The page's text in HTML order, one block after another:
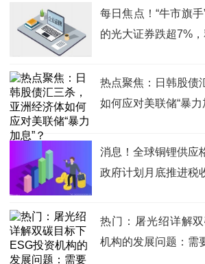
每日焦点！“牛市旗
的光大证券跌超7%
热点聚焦：日韩股债
如何应对美联储“暴力
消息！全球铜锂供应
政府计划月底推进税
热门：屠光绍详解
机构的发展问题：需